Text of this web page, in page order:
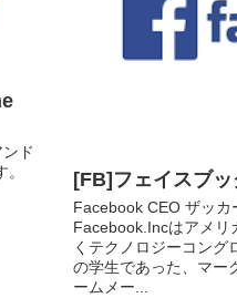
ド
[FB]フェイスブ
Facebook CEO ザッカ
Facebook.Incはアメ
くテクノロジーコング
の学生であった、マー
ームメー...